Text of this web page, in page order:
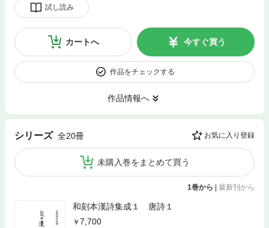
試し読み
カートへ 今すぐ買う
作品をチェックする
作品情報へ
シリーズ 全20冊 お気に入り登録
未購入巻をまとめて買う
1巻から | 最新刊から
和刻本漢詩集成１ 唐詩１
7,700